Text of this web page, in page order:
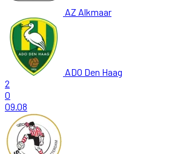
AZ Alkmaar
ADO Den Haag
2
0
09.08